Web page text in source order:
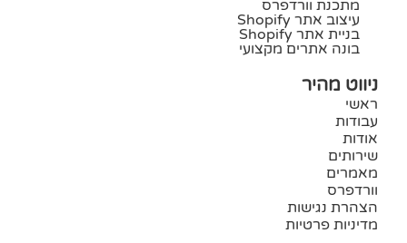
מתכנת וורדפרס
עיצוב אתר Shopify
בניית אתר Shopify
בונה אתרים מקצועי
ניווט מהיר
ראשי
עבודות
אודות
שירותים
מאמרים
וורדפרס
הצהרת נגישות
מדיניות פרטיות